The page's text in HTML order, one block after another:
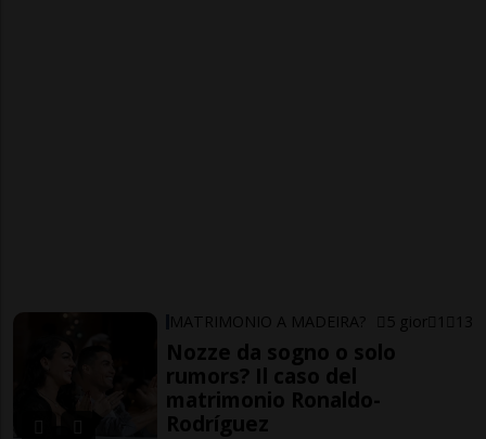
MATRIMONIO A MADEIRA? 5 gior 1 13
Nozze da sogno o solo
rumors? Il caso del
matrimonio Ronaldo-
Rodríguez